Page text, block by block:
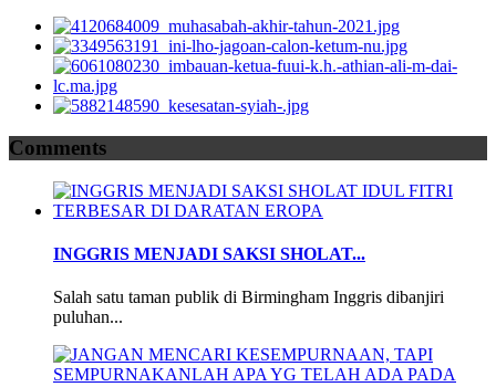
Comments
INGGRIS MENJADI SAKSI SHOLAT...
Salah satu taman publik di Birmingham Inggris dibanjiri
puluhan...